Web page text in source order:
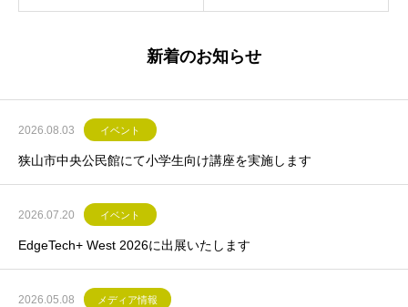
新着のお知らせ
2026.08.03 イベント
狭山市中央公民館にて小学生向け講座を実施します
2026.07.20 イベント
EdgeTech+ West 2026に出展いたします
2026.05.08 メディア情報